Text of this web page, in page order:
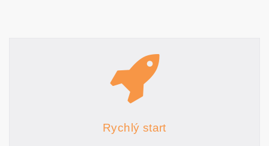
Rychlý start